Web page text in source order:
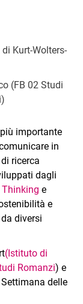
Kurt-Wolters-
(FB 02 Studi
importante
in
ricerca
dagli
Thinking e
e
diversi
(Istituto di
Romanzi) e
delle